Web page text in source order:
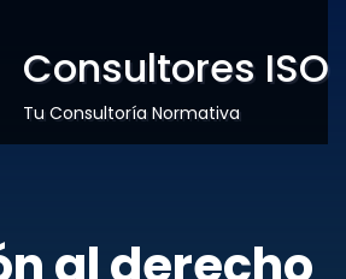
Consultores ISO
Tu Consultoría Normativa